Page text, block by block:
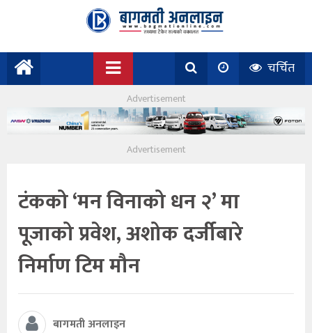
चर्चित
टंकको ‘मन विनाको धन २’ मा
पूजाको प्रवेश, अशोक दर्जीबारे
निर्माण टिम मौन
बागमती अनलाइन